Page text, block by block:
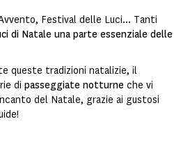
Festival delle Luci... Tanti
di Natale una parte essenziale delle
queste tradizioni natalizie, il
di passeggiate notturne che vi
del Natale, grazie ai gustosi